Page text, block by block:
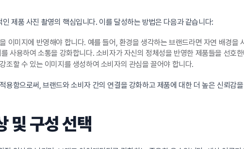
제품 사진 촬영의 핵심입니다. 이를 달성하는 방법은 다음과 같습니다:
이미지에 반영해야 합니다. 예를 들어, 환경을 생각하는 브랜드라면 자연 배경을
사용하여 소통을 강화합니다. 소비자가 자신의 정체성을 반영한 제품들을 선호
조할 수 있는 이미지를 생성하여 소비자의 관심을 끌어야 합니다.
용함으로써, 브랜드와 소비자 간의 연결을 강화하고 제품에 대한 더 높은 신뢰감
및 구성 선택